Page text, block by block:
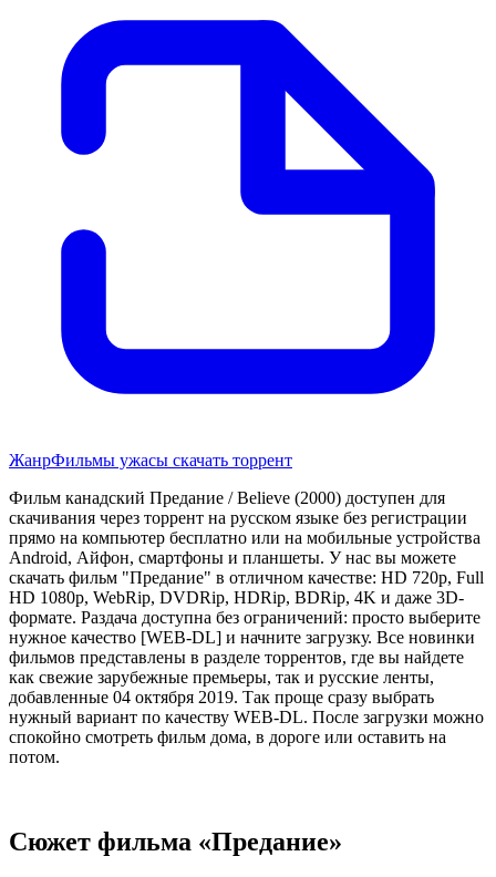
ЖанрФильмы ужасы скачать торрент
Фильм канадский Предание / Believe (2000) доступен для
скачивания через торрент на русском языке без регистрации
прямо на компьютер бесплатно или на мобильные устройства
Android, Айфон, смартфоны и планшеты. У нас вы можете
скачать фильм "Предание" в отличном качестве: HD 720p, Full
HD 1080p, WebRip, DVDRip, HDRip, BDRip, 4K и даже 3D-
формате. Раздача доступна без ограничений: просто выберите
нужное качество [WEB-DL] и начните загрузку. Все новинки
фильмов представлены в разделе торрентов, где вы найдете
как свежие зарубежные премьеры, так и русские ленты,
добавленные 04 октября 2019. Так проще сразу выбрать
нужный вариант по качеству WEB-DL. После загрузки можно
спокойно смотреть фильм дома, в дороге или оставить на
потом.
Сюжет фильма «Предание»